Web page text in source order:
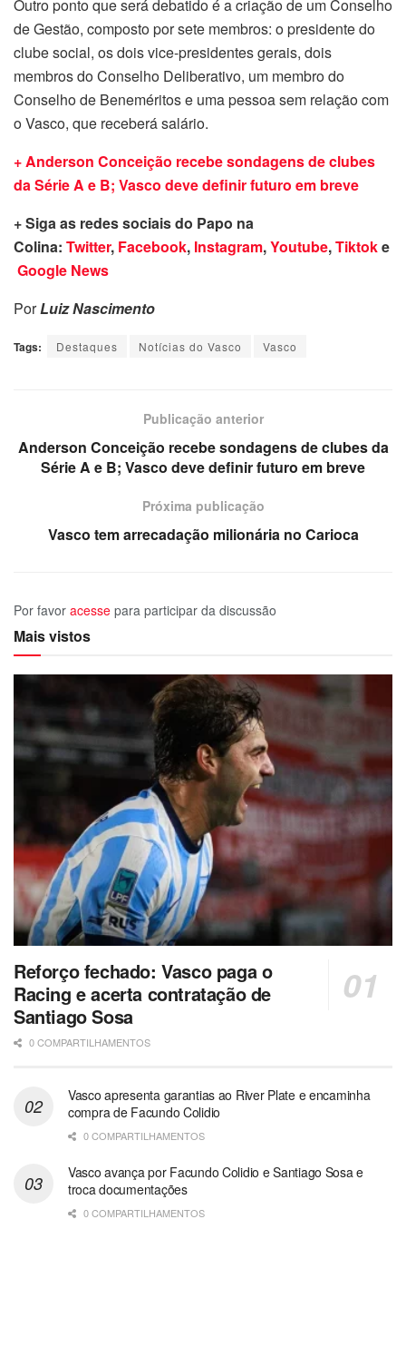
Outro ponto que será debatido é a criação de um Conselho
de Gestão, composto por sete membros: o presidente do
clube social, os dois vice-presidentes gerais, dois
membros do Conselho Deliberativo, um membro do
Conselho de Beneméritos e uma pessoa sem relação com
o Vasco, que receberá salário.
+ Anderson Conceição recebe sondagens de clubes
da Série A e B; Vasco deve definir futuro em breve
+ Siga as redes sociais do Papo na
Colina: Twitter, Facebook, Instagram,Youtube,Tiktoke
Google News
PorLuiz Nascimento
Tags: Destaques Notícias do Vasco Vasco
Publicação anterior
Anderson Conceição recebe sondagens de clubes da
Série A e B; Vasco deve definir futuro em breve
Próxima publicação
Vasco tem arrecadação milionária no Carioca
Por favor acesse para participar da discussão
Mais vistos
Reforço fechado: Vasco paga o
Racing e acerta contratação de
Santiago Sosa
0 COMPARTILHAMENTOS
Vasco apresenta garantias ao River Plate e encaminha
compra de Facundo Colidio
0 COMPARTILHAMENTOS
Vasco avança por Facundo Colidio e Santiago Sosa e
troca documentações
0 COMPARTILHAMENTOS